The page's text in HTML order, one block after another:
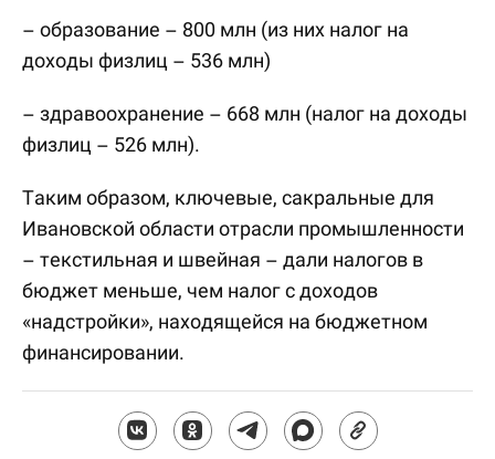
– образование – 800 млн (из них налог на
доходы физлиц – 536 млн)
– здравоохранение – 668 млн (налог на доходы
физлиц – 526 млн).
Таким образом, ключевые, сакральные для
Ивановской области отрасли промышленности
– текстильная и швейная – дали налогов в
бюджет меньше, чем налог с доходов
«надстройки», находящейся на бюджетном
финансировании.